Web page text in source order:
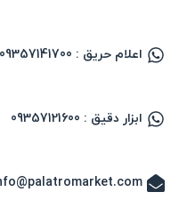
اعلام حریق : 09357141700
ابزار دقیق : 09357121600